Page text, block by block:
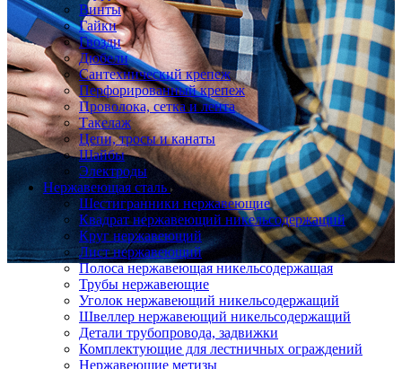
Винты
Гайки
Гвозди
Дюбели
Сантехнический крепеж
Перфорированный крепеж
Проволока, сетка и лента
Такелаж
Цепи, тросы и канаты
Шайбы
Электроды
Нержавеющая сталь
Шестигранники нержавеющие
Квадрат нержавеющий никельсодержащий
Круг нержавеющий
Лист нержавеющий
Полоса нержавеющая никельсодержащая
Трубы нержавеющие
Уголок нержавеющий никельсодержащий
Швеллер нержавеющий никельсодержащий
Детали трубопровода, задвижки
Комплектующие для лестничных ограждений
Нержавеющие метизы